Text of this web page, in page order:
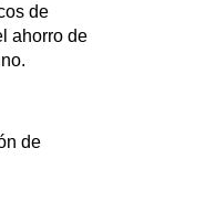
de
ahorro de
de